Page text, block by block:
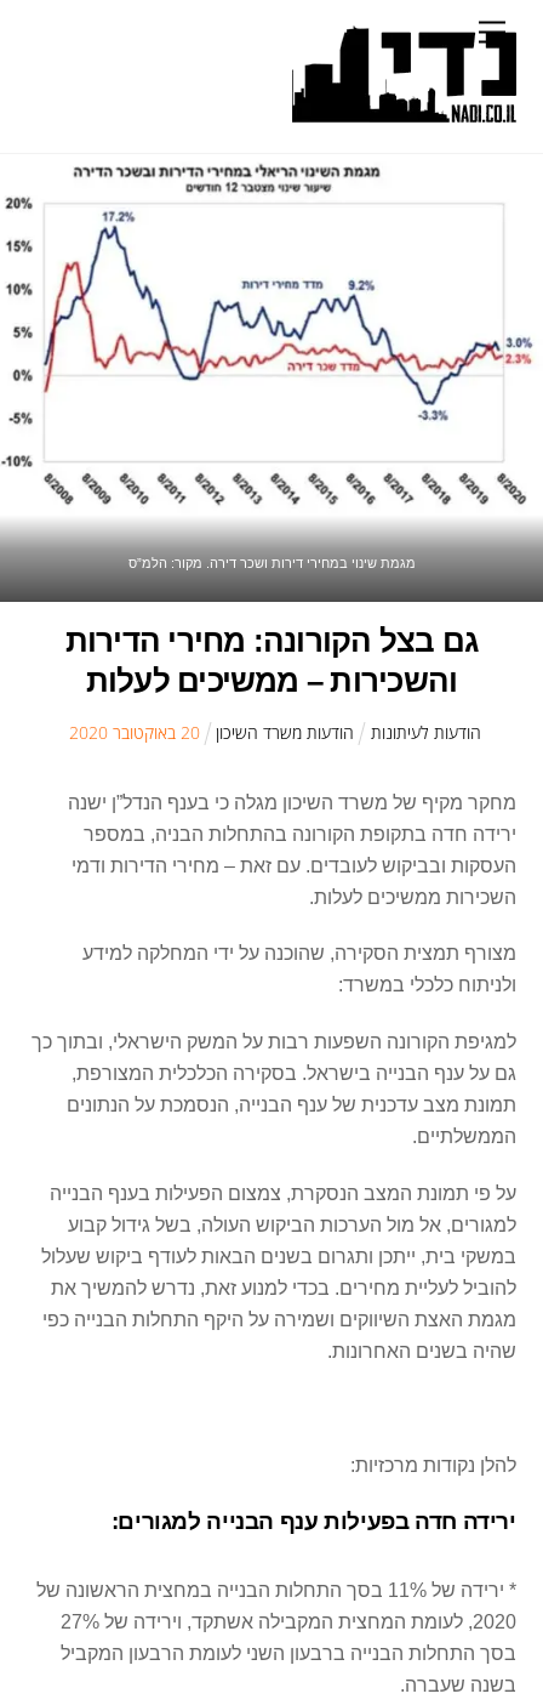
content
Menu
מגמת שינוי במחירי דירות ושכר דירה. מקור: הלמ”ס
גם בצל הקורונה: מחירי הדירות
והשכירות – ממשיכים לעלות
הודעות לעיתונות הודעות משרד השיכון 20 באוקטובר 2020
מחקר מקיף של משרד השיכון מגלה כי בענף הנדל”ן ישנה
ירידה חדה בתקופת הקורונה בהתחלות הבניה, במספר
העסקות ובביקוש לעובדים. עם זאת – מחירי הדירות ודמי
השכירות ממשיכים לעלות.
מצורף תמצית הסקירה, שהוכנה על ידי המחלקה למידע
ולניתוח כלכלי במשרד:
למגיפת הקורונה השפעות רבות על המשק הישראלי, ובתוך כך
גם על ענף הבנייה בישראל. בסקירה הכלכלית המצורפת,
תמונת מצב עדכנית של ענף הבנייה, הנסמכת על הנתונים
הממשלתיים.
על פי תמונת המצב הנסקרת, צמצום הפעילות בענף הבנייה
למגורים, אל מול הערכות הביקוש העולה, בשל גידול קבוע
במשקי בית, ייתכן ותגרום בשנים הבאות לעודף ביקוש שעלול
להוביל לעליית מחירים. בכדי למנוע זאת, נדרש להמשיך את
מגמת האצת השיווקים ושמירה על היקף התחלות הבנייה כפי
שהיה בשנים האחרונות.
להלן נקודות מרכזיות:
ירידה חדה בפעילות ענף הבנייה למגורים:
* ירידה של 11% בסך התחלות הבנייה במחצית הראשונה של
2020, לעומת המחצית המקבילה אשתקד, וירידה של 27%
בסך התחלות הבנייה ברבעון השני לעומת הרבעון המקביל
בשנה שעברה.